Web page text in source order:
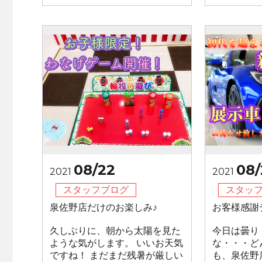
2021 08/22
スタッフブログ
泉佐野店だけのお楽しみ♪
久しぶりに、朝から太陽を見た
ような気がします。 いいお天気
ですね！ まだまだ残暑が厳しい
2021 08/
スタッ
お客様感
今日は曇り
な・・・
も、泉佐